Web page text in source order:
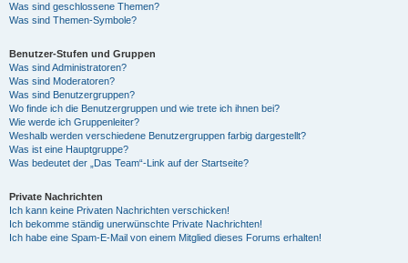
Was sind geschlossene Themen?
Was sind Themen-Symbole?
Benutzer-Stufen und Gruppen
Was sind Administratoren?
Was sind Moderatoren?
Was sind Benutzergruppen?
Wo finde ich die Benutzergruppen und wie trete ich ihnen bei?
Wie werde ich Gruppenleiter?
Weshalb werden verschiedene Benutzergruppen farbig dargestellt?
Was ist eine Hauptgruppe?
Was bedeutet der „Das Team“-Link auf der Startseite?
Private Nachrichten
Ich kann keine Privaten Nachrichten verschicken!
Ich bekomme ständig unerwünschte Private Nachrichten!
Ich habe eine Spam-E-Mail von einem Mitglied dieses Forums erhalten!